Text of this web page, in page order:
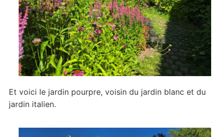
Et voici le jardin pourpre, voisin du jardin blanc et du
jardin italien.